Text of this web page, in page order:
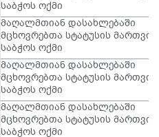
საბჭოს ოქმი
მაღალმთიან დასახლებაში
მცხოვრებთა სტატუსის მართვის
საბჭოს ოქმი
მაღალმთიან დასახლებაში
მცხოვრებთა სტატუსის მართვის
საბჭოს ოქმი
მაღალმთიან დასახლებაში
მცხოვრებთა სტატუსის მართვის
საბჭოს ოქმი